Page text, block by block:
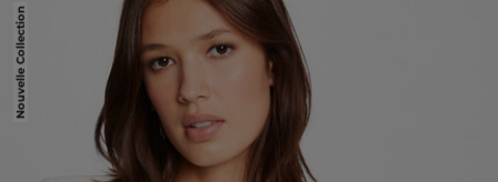
Nouvelle Collection